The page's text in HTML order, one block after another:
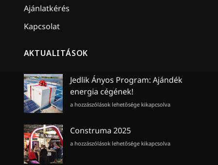
Ajánlatkérés
Kapcsolat
AKTUALITÁSOK
Jedlik Ányos Program: Ajándék
energia cégének!
Jedlik
Ajándék
cégének!
a hozzászólások lehetősége kikapcsolva
Construma 2025
Construma
a hozzászólások lehetősége kikapcsolva